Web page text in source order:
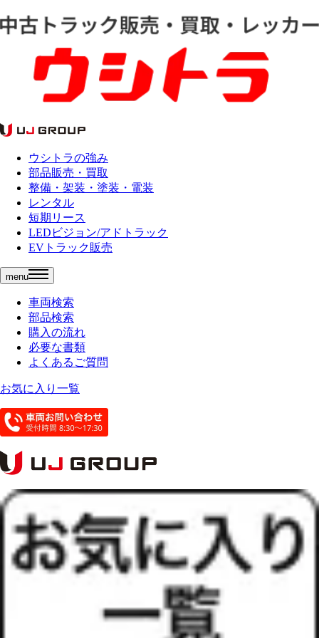
ウシトラの強み
部品販売・買取
整備・架装・塗装・電装
レンタル
短期リース
LEDビジョン/アドトラック
EVトラック販売
menu
車両検索
部品検索
購入の流れ
必要な書類
よくあるご質問
お気に入り一覧